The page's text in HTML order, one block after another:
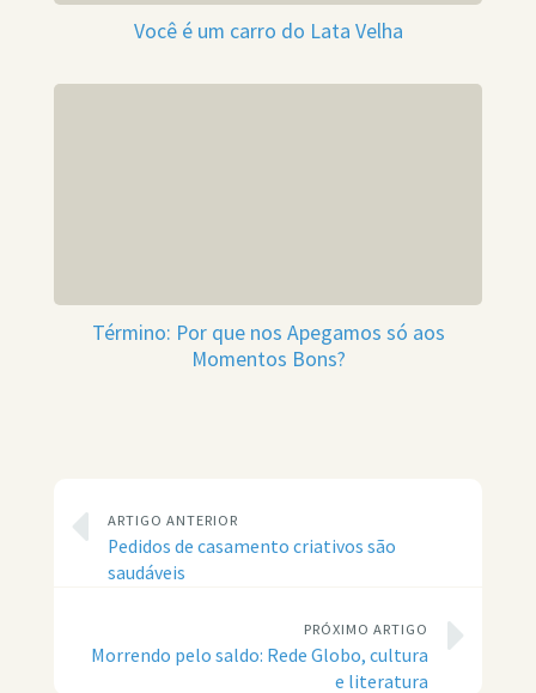
Você é um carro do Lata Velha
Término: Por que nos Apegamos só aos
Momentos Bons?
ARTIGO ANTERIOR
Pedidos de casamento criativos são
saudáveis
PRÓXIMO ARTIGO
Morrendo pelo saldo: Rede Globo, cultura
e literatura